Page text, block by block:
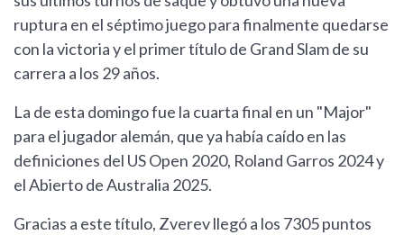
ruptura en el séptimo juego para finalmente quedarse
con la victoria y el primer título de Grand Slam de su
carrera a los 29 años.
La de esta domingo fue la cuarta final en un "Major"
para el jugador alemán, que ya había caído en las
definiciones del US Open 2020, Roland Garros 2024 y
el Abierto de Australia 2025.
Gracias a este título, Zverev llegó a los 7305 puntos